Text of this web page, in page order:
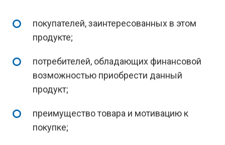
покупателей, заинтересованных в этом
продукте;
потребителей, обладающих финансовой
возможностью приобрести данный
продукт;
преимущество товара и мотивацию к
покупке;